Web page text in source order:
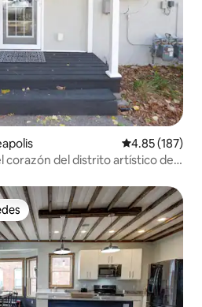
Calificación
4.85 (187)
corazón del distrito artístico del
entre huéspedes